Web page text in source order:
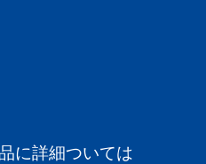
に詳細ついては